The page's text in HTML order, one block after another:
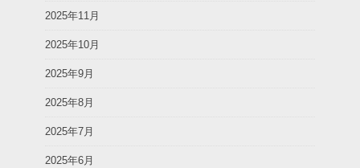
2025年11月
2025年10月
2025年9月
2025年8月
2025年7月
2025年6月